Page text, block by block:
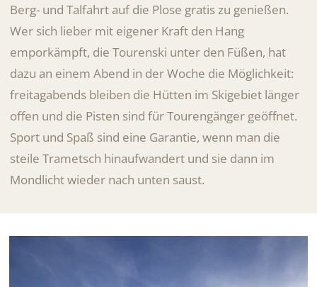
Berg- und Talfahrt auf die Plose gratis zu genießen.
Wer sich lieber mit eigener Kraft den Hang
emporkämpft, die Tourenski unter den Füßen, hat
dazu an einem Abend in der Woche die Möglichkeit:
freitagabends bleiben die Hütten im Skigebiet länger
offen und die Pisten sind für Tourengänger geöffnet.
Sport und Spaß sind eine Garantie, wenn man die
steile Trametsch hinaufwandert und sie dann im
Mondlicht wieder nach unten saust.